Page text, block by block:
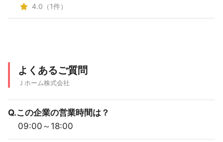
4.0（1件）
よくあるご質問
Ｊホーム株式会社
Q.この企業の営業時間は？
09:00～18:00